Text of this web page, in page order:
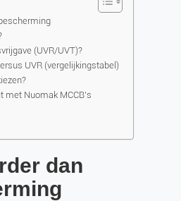
(UVR/UVT)?
UVR (vergelijkingstabel)
met Nuomak MCCB's
dan